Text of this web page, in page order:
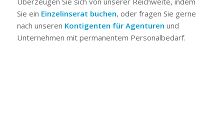
Sie ein Einzelinserat buchen, oder fragen Sie gerne
nach unseren Kontigenten für Agenturen und
Unternehmen mit permanentem Personalbedarf.